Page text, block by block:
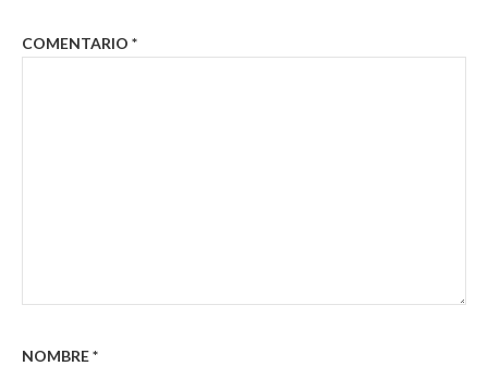
COMENTARIO *
NOMBRE*